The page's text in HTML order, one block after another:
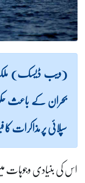
(ویب ڈیسک)
بحران کے باعث
سپلائی پر مذاکرات